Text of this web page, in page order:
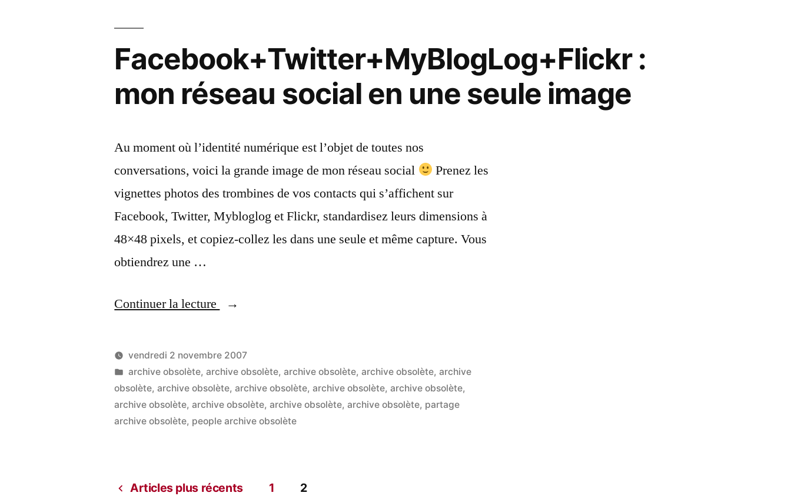
Facebook+Twitter+MyBlogLog+Flickr :
mon réseau social en une seule image
Au moment où l’identité numérique est l’objet de toutes nos
conversations, voici la grande image de mon réseau social
Prenez les
vignettes photos des trombines de vos contacts qui s’affichent sur
Facebook, Twitter, Mybloglog et Flickr, standardisez leurs dimensions à
48×48 pixels, et copiez-collez les dans une seule et même capture. Vous
obtiendrez une …
Continuer la lecture
« Facebook+Twitter+MyBlogLog+Flickr
mon
réseau
social
en
image »
Publié
par
LucL
vendredi 2 novembre 2007
Publié
dans
archive obsolète,archive obsolète,archive obsolète,archive obsolète,archive
obsolète,archive obsolète,archive obsolète,archive obsolète,archive obsolète,
archive obsolète,archive obsolète,archive obsolète,archive obsolète, partage
archive obsolète, people archive obsolète
Articles plus récents 1 2